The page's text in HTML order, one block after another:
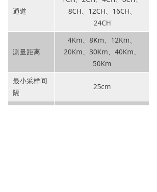
通道
8CH、12CH、16CH、
24CH
测量距离
4Km、8Km、12Km、
20Km、30Km、40Km、
50Km
最小采样间
隔
25cm